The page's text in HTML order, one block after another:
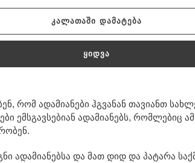
ᲙᲐᲚᲐᲗᲐᲨᲘ ᲓᲐᲛᲐᲢᲔᲑᲐ
ᲧᲘᲓᲕᲐ
რომ ადამიანები ჰგვანან თავიანთ
ემსგავსებიან ადამიანებს, რომლებიც
ადამიანებსა და მათ დიდ და პატარა